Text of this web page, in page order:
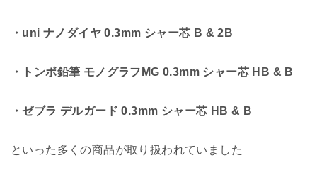
・uni ナノダイヤ 0.3mm シャー芯 B & 2B
・トンボ鉛筆 モノグラフMG 0.3mm シャー芯 HB & B
・ゼブラ デルガード 0.3mm シャー芯 HB & B
といった多くの商品が取り扱われていました